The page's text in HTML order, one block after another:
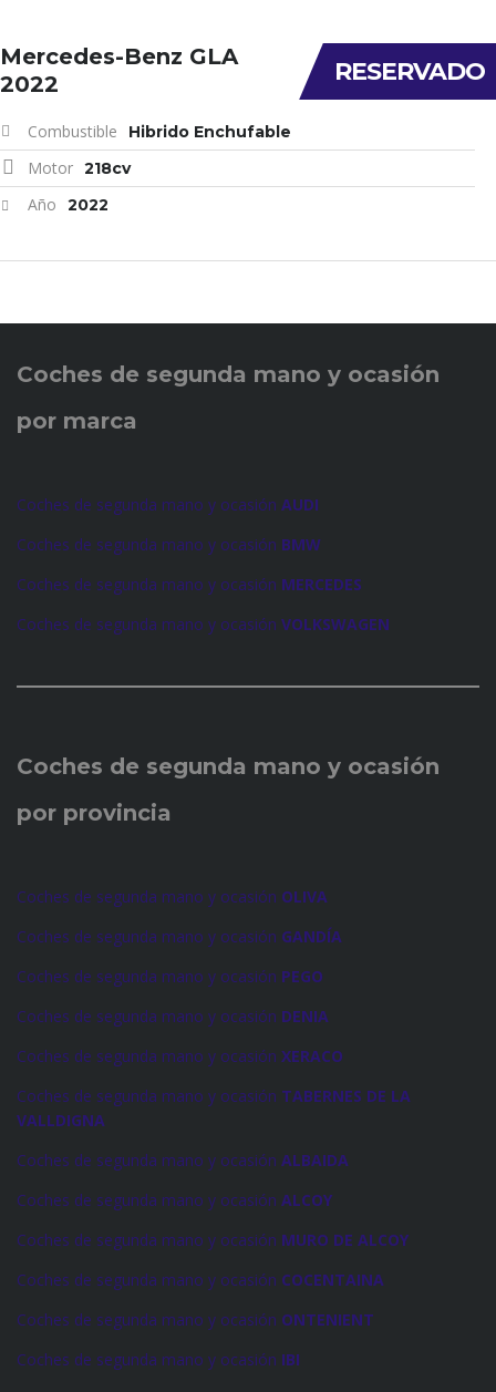
RESERVADO
Mercedes-Benz GLA
2022
Combustible Hibrido Enchufable
Motor 218cv
Año 2022
Coches de segunda mano y ocasión
por marca
Coches de segunda mano y ocasión AUDI
Coches de segunda mano y ocasión BMW
Coches de segunda mano y ocasión MERCEDES
Coches de segunda mano y ocasión VOLKSWAGEN
Coches de segunda mano y ocasión
por provincia
Coches de segunda mano y ocasión OLIVA
Coches de segunda mano y ocasión GANDÍA
Coches de segunda mano y ocasión PEGO
Coches de segunda mano y ocasión DENIA
Coches de segunda mano y ocasión XERACO
Coches de segunda mano y ocasión TABERNES DE LA
VALLDIGNA
Coches de segunda mano y ocasión ALBAIDA
Coches de segunda mano y ocasión ALCOY
Coches de segunda mano y ocasión MURO DE ALCOY
Coches de segunda mano y ocasión COCENTAINA
Coches de segunda mano y ocasión ONTENIENT
Coches de segunda mano y ocasión IBI